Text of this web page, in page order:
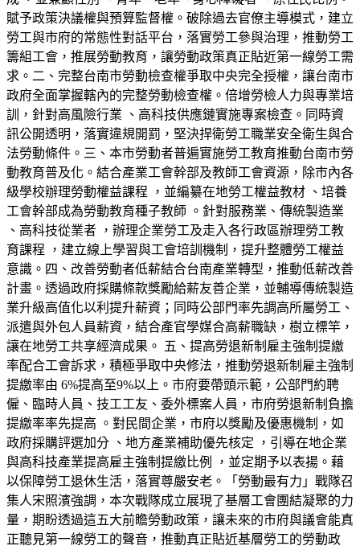
賦予政策決議權與預算監督權。破除過去官僚主導模式，建立
勞工與市府的常態性對話平台，落實勞工參與治理，推動勞工
籌組工會，推展勞動教育，讓勞動政策真正貼近第一線勞工需
求。二、完整台南市勞動檢查權爭取中央完全授權，讓台南市
政府全面掌握轄內的完整勞動檢查權。倍增勞檢人力與專業培
訓，針對高風險行業 、高科技供應鏈實施專案檢查。同時資
訊公開透明，落實違規開罰，堅決捍衛勞工職業安全衛生與合
法勞動條件。三、本市勞動者普遍實施勞工教育推動台南市勞
動教育普及化。結合產業工會幹部及教師工會資源，除市內各
級學校辦理勞動權益課程 ，並編纂在地勞工權益教材 、培養
工會幹部成為勞動教育種子教師 。針對服務業、傳統製造業
、高科技從業者 ，辦理企業勞工及走入各行政區辦理勞工教
育課程 ，建立線上學習與工會培訓機制，提升整體勞工權益
意識。四、改善勞動者低薪結合台南產業轉型，推動低薪改善
計畫。透過政府採購條款獎勵給薪友善企業，並輔導傳統製造
業升級高值化以利提升薪資；同時公部門率先調高所屬勞工、
派遣與外包人員薪資，結合產官學媒合高薪職缺，樹立標竿，
讓在地勞工共享經濟成果。 五、提高勞退新制雇主強制提繳
率配合工會訴求，積極爭取中央修法，推動勞退新制雇主強制
提繳率由 6%提高至9%以上。市府要帶頭示範，公部門約聘
僱、臨時人員、技工工友、委外標案人員，市府勞退新制負擔
提繳率率先提高 。對民間企業，市府以獎勵及優惠機制，如
政府採購評選加分 、地方產業補助優先核定 ，引導在地企業
與高科技產業提高雇主強制提繳比例 ，並定期予以表揚。藉
以保障勞工退休生活，落實尊嚴安老。「勞動最有力」戰隊召
集人宋照濱強調，本次戰隊成立展現了基層工會團結凝聚的力
量，期盼透過這五大前瞻勞動政策，讓未來的市府與議會能真
正聽見第一線勞工的聲音，推動真正貼近基層勞工的勞動政